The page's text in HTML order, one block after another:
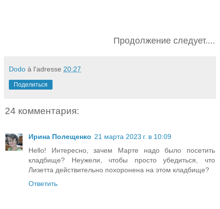
Продолжение следует....
Dodo à l'adresse 20:27
Поделиться
24 комментария:
Ирина Полещенко 21 марта 2023 г. в 10:09
Hello! Интересно, зачем Марте надо было посетить
кладбище? Неужели, чтобы просто убедиться, что
Лизетта действительно похоронена на этом кладбище?
Ответить